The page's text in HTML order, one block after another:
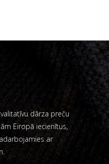
dārza preču
Eiropā iecienītus,
ar